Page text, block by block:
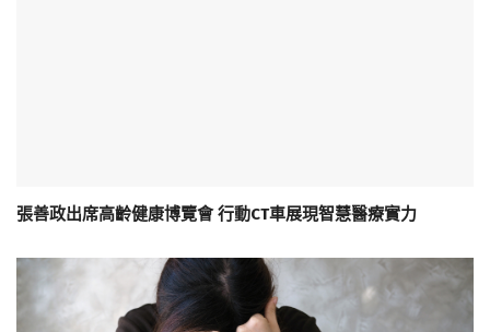
張善政出席高齡健康博覽會 行動CT車展現智慧醫療實力